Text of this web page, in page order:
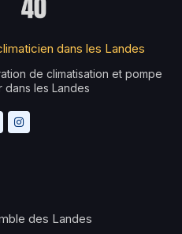
dans les Landes
de climatisation et pompe
dans les Landes
des Landes